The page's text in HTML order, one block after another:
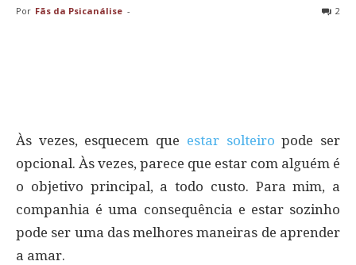
Por Fãs da Psicanálise - 2
Às vezes, esquecem que estar solteiro pode ser
opcional. Às vezes, parece que estar com alguém é
o objetivo principal, a todo custo. Para mim, a
companhia é uma consequência e estar sozinho
pode ser uma das melhores maneiras de aprender
a amar.